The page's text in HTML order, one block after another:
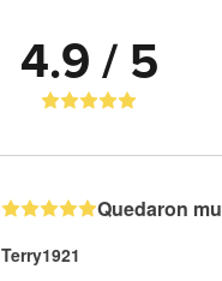
4.9 / 5
Quedaron
Terry1921